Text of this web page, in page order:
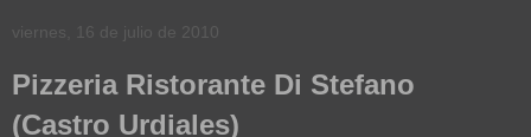
viernes, 16 de julio de 2010
Pizzeria Ristorante Di Stefano
(Castro Urdiales)